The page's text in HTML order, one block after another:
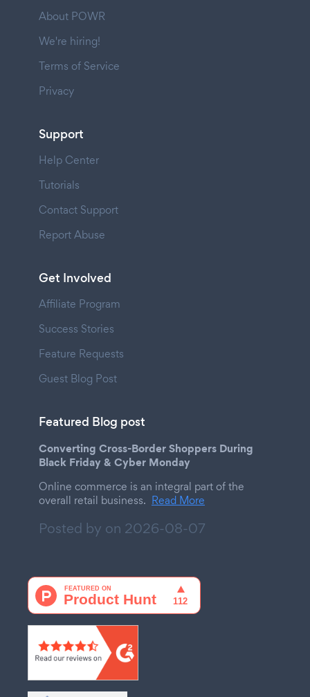
About POWR
We're hiring!
Terms of Service
Privacy
Support
Help Center
Tutorials
Contact Support
Report Abuse
Get Involved
Affiliate Program
Success Stories
Feature Requests
Guest Blog Post
Featured Blog post
Converting Cross-Border Shoppers During
Black Friday & Cyber Monday
Online commerce is an integral part of the
overall retail business. Read More
Posted by on 2026-08-07